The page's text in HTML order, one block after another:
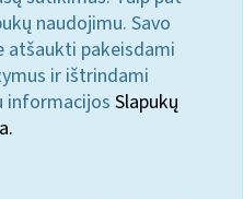
naudojimu. Savo
atšaukti pakeisdami
ir ištrindami
informacijos Slapukų